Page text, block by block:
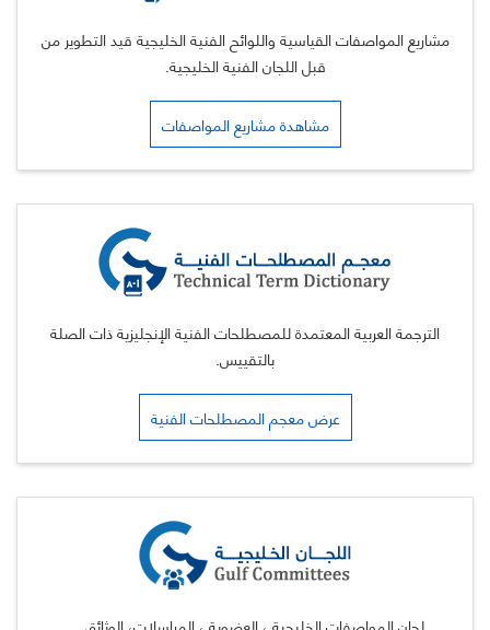
مشاريع المواصفات القياسية واللوائح الفنية الخليجية قيد التطوير من
قبل اللجان الفنية الخليجية.
مشاهدة مشاريع المواصفات
الترجمة العربية المعتمدة للمصطلحات الفنية الإنجليزية ذات الصلة
بالتقييس.
عرض معجم المصطلحات الفنية